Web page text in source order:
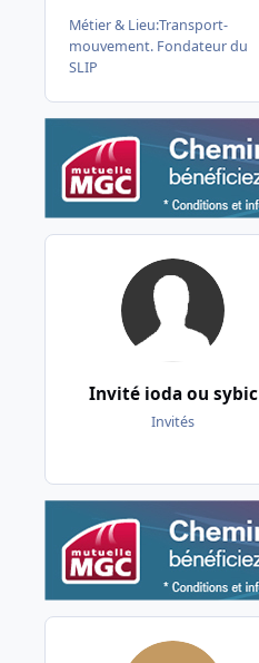
Métier & Lieu:Transport-
mouvement. Fondateur du
SLIP
Invité ioda ou sybic
Invités